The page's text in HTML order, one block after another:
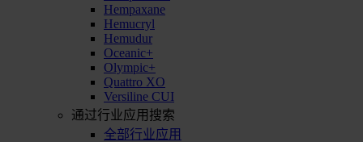
Hempaxane
Hemucryl
Hemudur
Oceanic+
Olympic+
Quattro XO
Versiline CUI
通过行业应用搜索
全部行业应用